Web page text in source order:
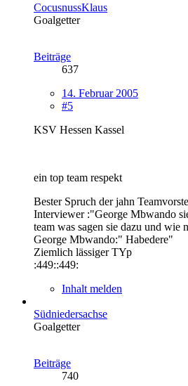
CocusnussKlaus
Goalgetter
Beiträge
637
14. Februar 2005
#5
KSV Hessen Kassel
ein top team respekt
Bester Spruch der jahn
Interviewer :"George Mbwando
team was sagen sie dazu und wie
George Mbwando:" Habedere"
Ziemlich lässiger TYp
:449::449:
Inhalt melden
Südniedersachse
Goalgetter
Beiträge
740